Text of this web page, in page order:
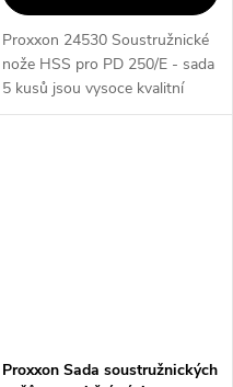
Proxxon 24530 Soustružnické
nože HSS pro PD 250/E - sada
5 kusů jsou vysoce kvalitní
soustružnické nože z HSS
Proxxon Sada soustružnických